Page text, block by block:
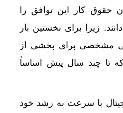
حقوق کار این توافق را
زیرا برای نخستین بار
مشخصی برای بخشی از
که تا چند سال پیش اساساً
با سرعت به رشد خود